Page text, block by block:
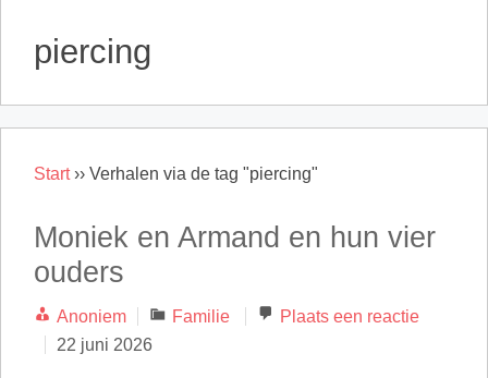
piercing
Start›› Verhalen via de tag "piercing"
Moniek en Armand en hun vier
ouders
Anoniem Categorieën
Familie
Plaats een reactie
22 juni 2026